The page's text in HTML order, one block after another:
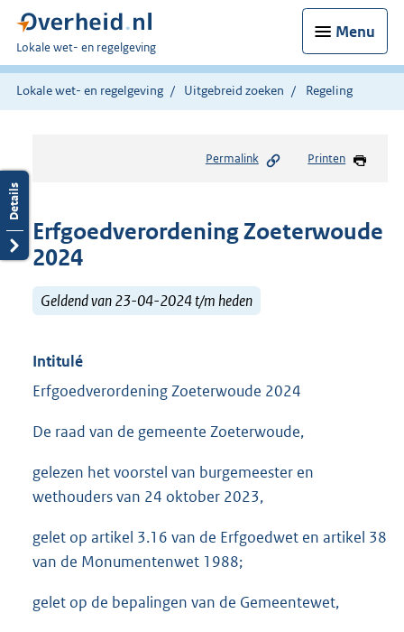
Menu
U
bent
hier:
Lokale wet- en regelgeving
Lokale wet- en regelgeving Uitgebreid zoeken Regeling
Permalink Printen
Erfgoedverordening Zoeterwoude
2024
Geldend van 23-04-2024 t/m heden
Intitulé
Erfgoedverordening Zoeterwoude 2024
De raad van de gemeente Zoeterwoude,
gelezen het voorstel van burgemeester en
wethouders van 24 oktober 2023,
gelet op artikel 3.16 van de Erfgoedwet en artikel 38
van de Monumentenwet 1988;
gelet op de bepalingen van de Gemeentewet,